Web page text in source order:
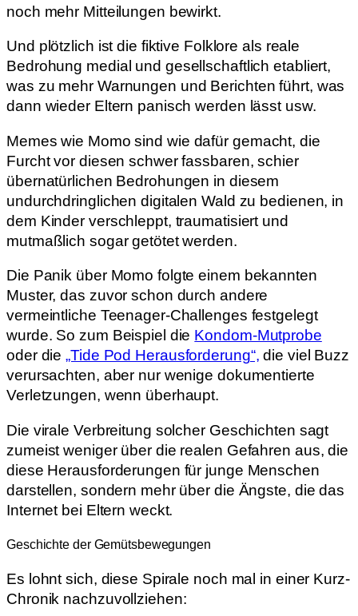
noch mehr Mitteilungen bewirkt.
Und plötzlich ist die fiktive Folklore als reale
Bedrohung medial und gesellschaftlich etabliert,
was zu mehr Warnungen und Berichten führt, was
dann wieder Eltern panisch werden lässt usw.
Memes wie Momo sind wie dafür gemacht, die
Furcht vor diesen schwer fassbaren, schier
übernatürlichen Bedrohungen in diesem
undurchdringlichen digitalen Wald zu bedienen, in
dem Kinder verschleppt, traumatisiert und
mutmaßlich sogar getötet werden.
Die Panik über Momo folgte einem bekannten
Muster, das zuvor schon durch andere
vermeintliche Teenager-Challenges festgelegt
wurde. So zum Beispiel die Kondom-Mutprobe
oder die„Tide Pod Herausforderung“, die viel Buzz
verursachten, aber nur wenige dokumentierte
Verletzungen, wenn überhaupt.
Die virale Verbreitung solcher Geschichten sagt
zumeist weniger über die realen Gefahren aus, die
diese Herausforderungen für junge Menschen
darstellen, sondern mehr über die Ängste, die das
Internet bei Eltern weckt.
Geschichte der Gemütsbewegungen
Es lohnt sich, diese Spirale noch mal in einer Kurz-
Chronik nachzuvollziehen: